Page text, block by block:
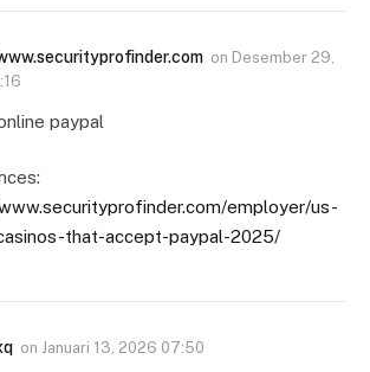
on Desember 29,
paypal
employer/us-
that-accept-paypal-2025/
on Januari 13, 2026 07:50